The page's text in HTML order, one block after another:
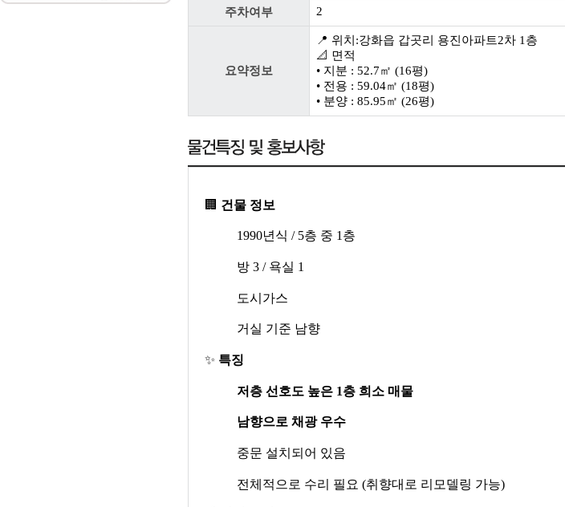
주차여부 2
요약정보
📍 위치:강화읍 갑곳리 용진아파트2차 1층
📐 면적
• 지분 : 52.7㎡ (16평)
• 전용 : 59.04㎡ (18평)
• 분양 : 85.95㎡ (26평)
🏢 건물 정보
1990년식 / 5층 중 1 층
방 3 / 욕실 1
도시가스
거실 기준 남향
✨ 특징
저층 선호도 높은 1층 희소 매물
남향으로 채광 우수
중문 설치되어 있음
전체적으로 수리 필요 (취향대로 리모델링 가능)